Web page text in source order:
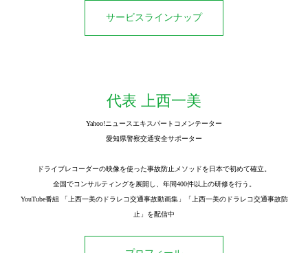
サービスラインナップ
代表 上西一美
Yahoo!ニュースエキスパートコメンテーター
愛知県警察交通安全サポーター
ドライブレコーダーの映像を使った事故防止メソッドを日本で初めて確立。
全国でコンサルティングを展開し、年間400件以上の研修を行う。
YouTube番組 「上西一美のドラレコ交通事故動画集」「上西一美のドラレコ交通事故防
止」を配信中